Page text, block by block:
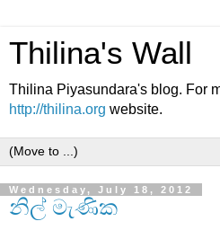
Thilina's Wall
Thilina Piyasundara's blog. For
http://thilina.org website.
Wednesday, July 18, 2012
නිල් මැණික